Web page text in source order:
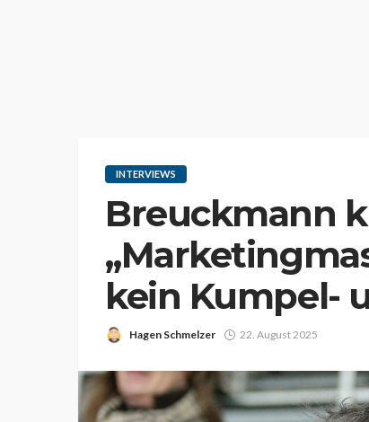
INTERVIEWS
Breuckmann
kein Kumpel-
Hagen Schmelzer 22. August 2025